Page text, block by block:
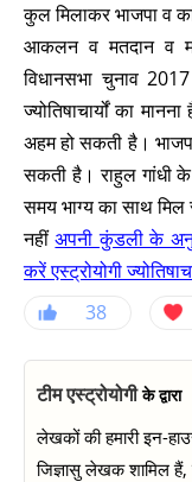
कुल मिलाकर भाजपा व
आकलन व मतदान व
विधानसभा चुनाव
ज्योतिषाचार्यों का
अहम हो सकती है।
सकती है। राहुल गांधी
समय भाग्य का साथ
नहींअपनी कुंडली के
करें एस्ट्रोयोगी
38
टीम एस्ट्रोयोगीके द्वारा
लेखकों की हमारी इन-
जिज्ञासु लेखक शामिल